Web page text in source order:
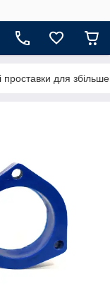
проставки для